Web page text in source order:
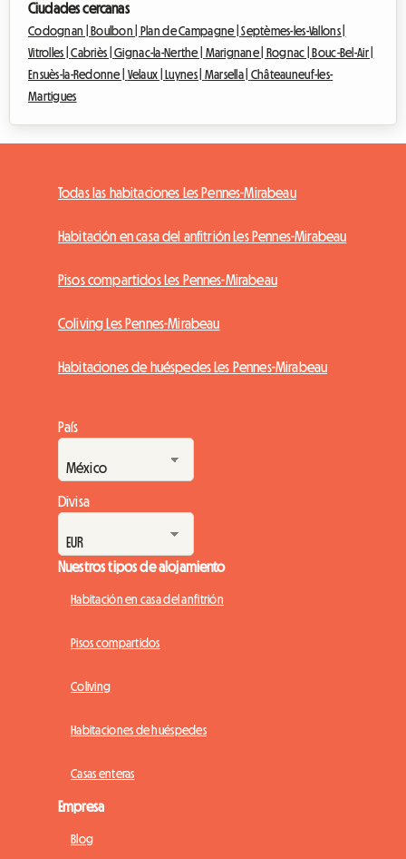
Ciudades cercanas
Codognan | Boulbon | Plan de Campagne |Septèmes-les-Vallons |
Vitrolles |Cabriès |Gignac-la-Nerthe | Marignane | Rognac |
Bouc-Bel-Air |
Ensuès-la-Redonne | Velaux | Luynes | Marsella | Châteauneuf-les-
Martigues
Todas las habitaciones Les Pennes-Mirabeau
Habitación en casa del anfitrión Les Pennes-Mirabeau
Pisos compartidos Les Pennes-Mirabeau
Coliving Les Pennes-Mirabeau
Habitaciones de huéspedes Les Pennes-Mirabeau
País
Divisa
Nuestros tipos de alojamiento
Habitación en casa del anfitrión
Pisos compartidos
Coliving
Habitaciones de huéspedes
Casas enteras
Empresa
Blog